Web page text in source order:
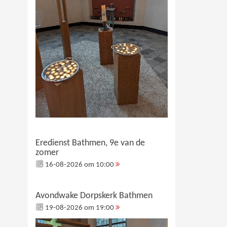
Eredienst Bathmen, 9e van de
zomer
16-08-2026 om 10:00
Avondwake Dorpskerk Bathmen
19-08-2026 om 19:00